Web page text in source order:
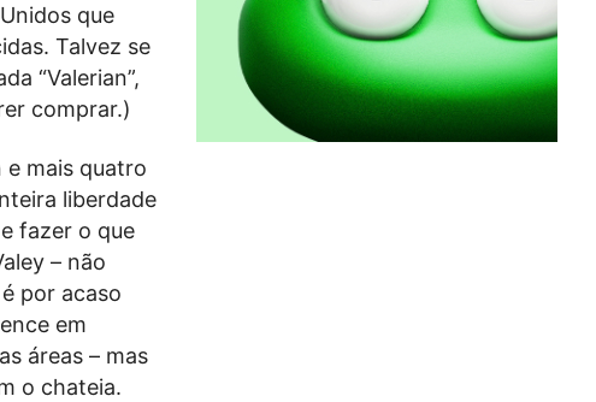
que
Talvez se
“Valerian”,
comprar.)
mais quatro
liberdade
fazer o que
– não
por acaso
em
áreas – mas
o chateia.